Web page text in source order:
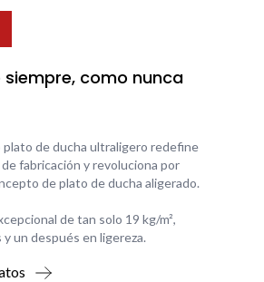
siempre, como nunca
de ducha ultraligero redefine
fabricación y revoluciona por
de plato de ducha aligerado.
de tan solo 19 kg/m²,
y un después en ligereza.